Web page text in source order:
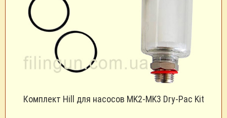
Комплект Hill для насосов MK2-MK3 Dry-Pac Kit